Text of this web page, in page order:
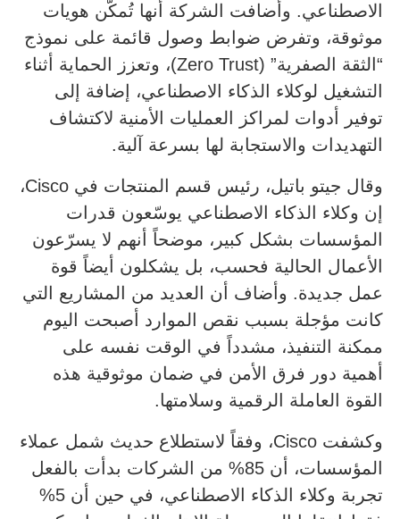
الاصطناعي. وأضافت الشركة أنها تُمكّن هويات
موثوقة، وتفرض ضوابط وصول قائمة على نموذج
“الثقة الصفرية” (Zero Trust)، وتعزز الحماية أثناء
التشغيل لوكلاء الذكاء الاصطناعي، إضافة إلى
توفير أدوات لمراكز العمليات الأمنية لاكتشاف
التهديدات والاستجابة لها بسرعة آلية.
وقال جيتو باتيل، رئيس قسم المنتجات في Cisco،
إن وكلاء الذكاء الاصطناعي يوسّعون قدرات
المؤسسات بشكل كبير، موضحاً أنهم لا يسرّعون
الأعمال الحالية فحسب، بل يشكلون أيضاً قوة
عمل جديدة. وأضاف أن العديد من المشاريع التي
كانت مؤجلة بسبب نقص الموارد أصبحت اليوم
ممكنة التنفيذ، مشدداً في الوقت نفسه على
أهمية دور فرق الأمن في ضمان موثوقية هذه
القوة العاملة الرقمية وسلامتها.
وكشفت Cisco، وفقاً لاستطلاع حديث شمل عملاء
المؤسسات، أن 85% من الشركات بدأت بالفعل
تجربة وكلاء الذكاء الاصطناعي، في حين أن 5%